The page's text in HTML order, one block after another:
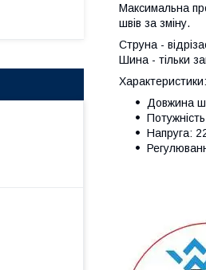
Максимальна
швів за зміну.
Струна -
Шина - тільки
Характеристики:
Довжина
Напруга: